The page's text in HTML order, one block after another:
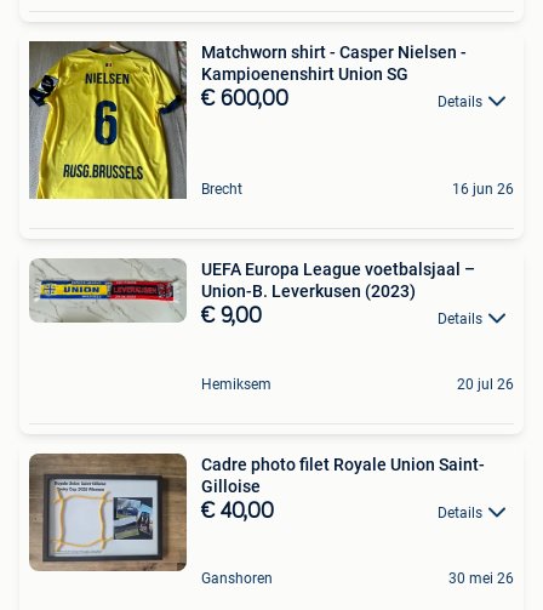
Matchworn shirt - Casper Nielsen -
Kampioenenshirt Union SG
€ 600,00 Details
Brecht 16 jun 26
UEFA Europa League voetbalsjaal –
Union-B. Leverkusen (2023)
€ 9,00 Details
Hemiksem 20 jul 26
Cadre photo filet Royale Union Saint-
Gilloise
€ 40,00 Details
Ganshoren 30 mei 26